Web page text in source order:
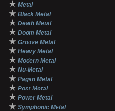
★ Metal
★ Black Metal
★ Death Metal
★ Doom Metal
★ Groove Metal
★ Heavy Metal
★ Modern Metal
★ Nu-Metal
★ Pagan Metal
★ Post-Metal
★ Power Metal
★ Symphonic Metal